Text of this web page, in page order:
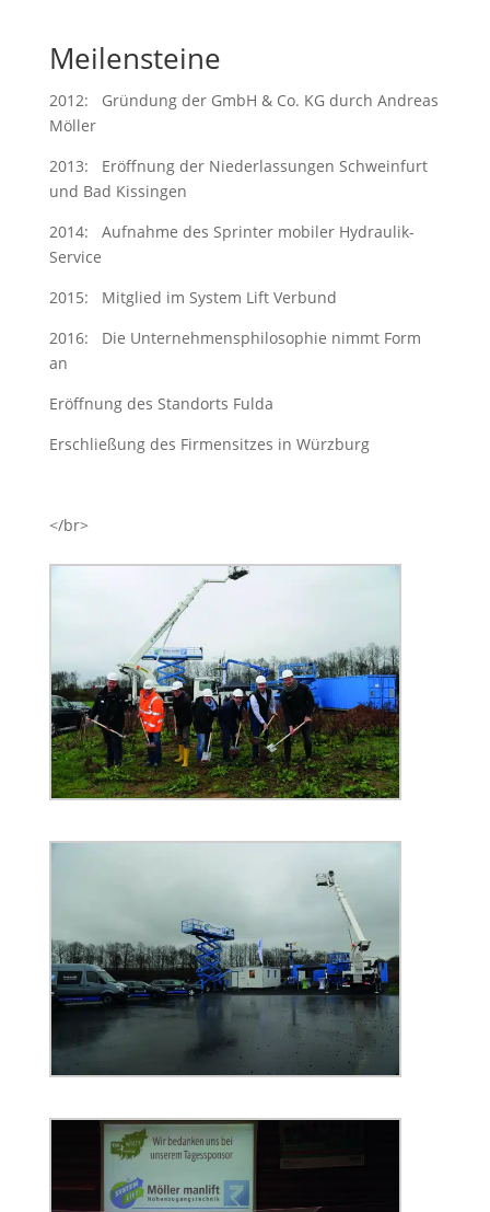
Meilensteine
2012: Gründung der GmbH & Co. KG durch Andreas
Möller
2013: Eröffnung der Niederlassungen Schweinfurt
und Bad Kissingen
2014: Aufnahme des Sprinter mobiler Hydraulik-
Service
2015: Mitglied im System Lift Verbund
2016: Die Unternehmensphilosophie nimmt Form
an
Eröffnung des Standorts Fulda
Erschließung des Firmensitzes in Würzburg
</br>